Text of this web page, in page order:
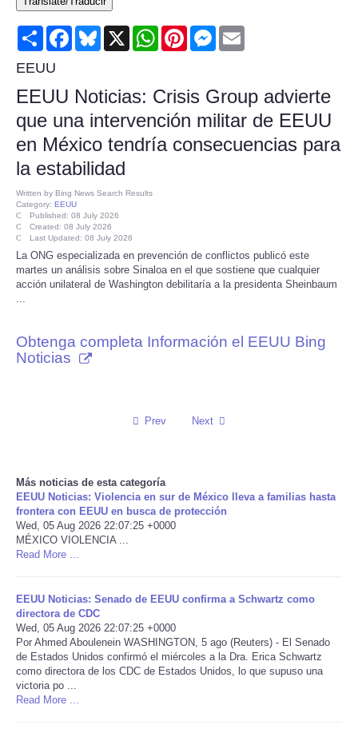
Consumer
Consumer Affairs Recalls
Food & Drug Recalls
Product Safety News
Health
Pets
Press Releases
Sports
Technology
USA
World
NOTICIAS
Share FacebookBluesky
X WhatsAppPinterestMessenger
EEUU
EEUU Noticias: Crisis Group advierte
que una intervención militar de EEUU
en México tendría consecuencias para
la estabilidad
Written by Bing News Search Results
Category: EEUU
Published: 08 July 2026
Created: 08 July 2026
Last Updated: 08 July 2026
La ONG especializada en prevención de conflictos publicó este
martes un análisis sobre Sinaloa en el que sostiene que cualquier
acción unilateral de Washington debilitaría a la presidenta Sheinbaum
Obtenga completa Información el EEUU Bing
Noticias
Prev Next
Más noticias de esta categoría
EEUU Noticias: Violencia en sur de México lleva a familias hasta
frontera con EEUU en busca de protección
Wed, 05 Aug 2026 22:07:25 +0000
MÉXICO VIOLENCIA ...
Read More ...
EEUU Noticias: Senado de EEUU confirma a Schwartz como
directora de CDC
Wed, 05 Aug 2026 22:07:25 +0000
Por Ahmed Aboulenein WASHINGTON, 5 ago (Reuters) - El Senado
de Estados Unidos confirmó el miércoles a la Dra. Erica Schwartz
como directora de los CDC de Estados Unidos, lo que supuso una
victoria po ...
Read More ...